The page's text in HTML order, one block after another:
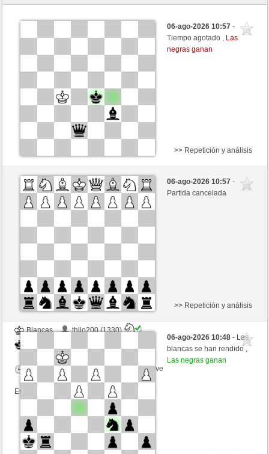
06-ago-2026 10:57-
Tiempo agotado , Las
negras ganan
Negras
franz5 (1295) (+18)
Blancas
MuratYildiz (1344) (-18)
>> Repetición y análisis
06-ago-2026 10:57-
Partida cancelada
Blancas
thilo200 (1330)
Tiempo: 4 minutes/side + 0 seconds/move
Esta partida es por puntos
>> Repetición y análisis
06-ago-2026 10:48- Las
blancas se han rendido ,
Las negras ganan